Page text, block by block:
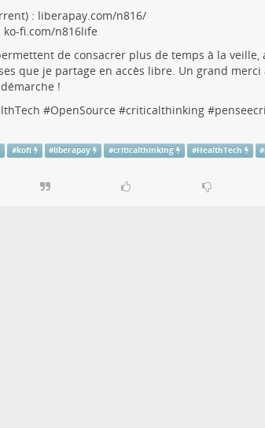
: liberapay.com/n816/
ko-fi.com/n816life
de consacrer plus de temps à la veille,
que je partage en accès libre. Un grand merci
!
#OpenSource #criticalthinking#
#kofi #liberapay #criticalthinking #HealthTech #